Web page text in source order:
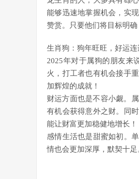
能够迅速地掌握机会，实
赞赏。只要他们将目标明
生肖狗：狗年旺旺，好运连
2025年对于属狗的朋友来
火，打工者也有机会接手
加辉煌的成就！
财运方面也是不容小觑。
有机会获得意外之财。同
能让财富更加稳健地增长！
感情生活也是甜蜜如初。
情也会更加深厚，默契十